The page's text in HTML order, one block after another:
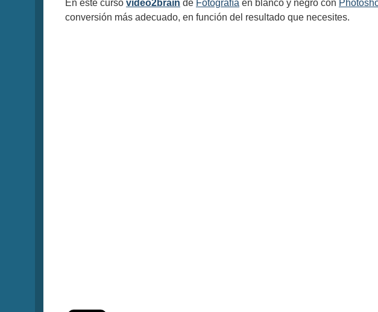
En este curso video2brain de Fotografía en blanco y negro con
conversión más adecuado, en función del resultado que necesites.